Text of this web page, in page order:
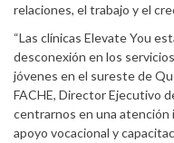
relaciones, el trabajo y el
“Las clínicas Elevate You
desconexión en los
jóvenes en el sureste de
FACHE, Director Ejecutivo
centrarnos en una atención
apoyo vocacional y